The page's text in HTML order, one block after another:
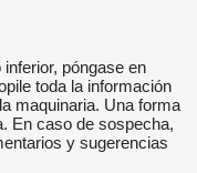
póngase en
toda la información
maquinaria. Una forma
En caso de sospecha,
y sugerencias